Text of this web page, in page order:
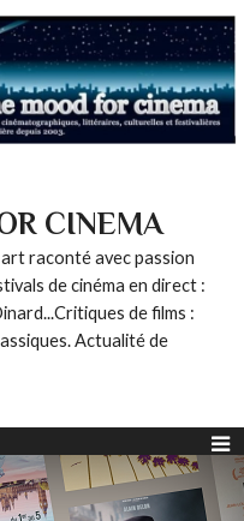
CINEMA
raconté avec passion
de cinéma en direct :
de films :
Actualité de